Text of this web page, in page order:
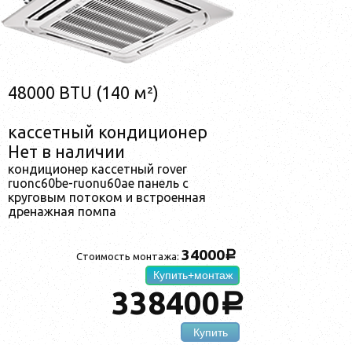
48000 BTU (140 м²)
кассетный кондиционер
Нет в наличии
кондиционер кассетный rover
ruonc60be-ruonu60ae панель с
круговым потоком и встроенная
дренажная помпа
Стоимость монтажа: 34000a
Купить+монтаж
338400a
Купить